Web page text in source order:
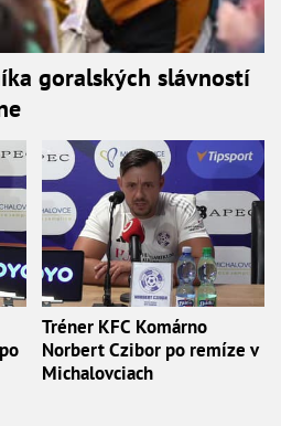
goralských slávností
Tréner KFC Komárno
Norbert Czibor po remíze v
Michalovciach